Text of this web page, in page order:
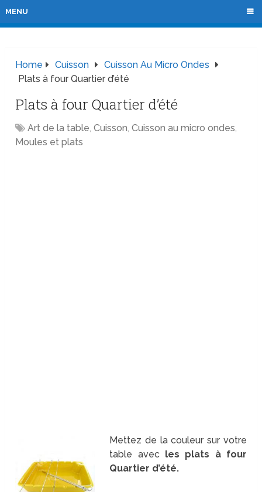
MENU
Home Cuisson
Cuisson Au Micro Ondes
Plats à four Quartier d’été
Plats à four Quartier d’été
Art de la table,Cuisson,Cuisson au micro ondes,
Moules et plats
Mettez de la couleur sur votre
table avec les plats à four
Quartier d’été.